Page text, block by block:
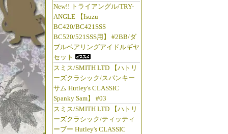
New!! トライアングル/TRY-
ANGLE 【Isuzu
BC420/BC421SSS
BC520/521SSS用】 #2BB/ダ
ブルベアリングアイドルギヤ
セット
スミス/SMITH LTD 【ハトリ
ーズクラシック/スパンキー
サム Hutley's CLASSIC
Spanky Sam】 #03
スミス/SMITH LTD 【ハトリ
ーズクラシック/ティッティ
ーブー Hutley's CLASSIC